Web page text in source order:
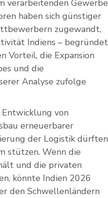
verarbeitenden Gewerbe
haben sich günstiger
zugewandt,
Indiens – begründet
Vorteil, die Expansion
und die
Analyse zufolge
von
erneuerbarer
der Logistik dürften
stützen. Wenn die
und die privaten
könnte Indien 2026
den Schwellenländern